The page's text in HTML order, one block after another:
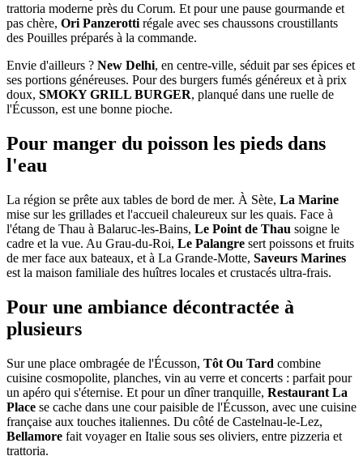
trattoria moderne près du Corum. Et pour une pause gourmande et
pas chère, Ori Panzerotti régale avec ses chaussons croustillants
des Pouilles préparés à la commande.
Envie d'ailleurs ? New Delhi, en centre-ville, séduit par ses épices et
ses portions généreuses. Pour des burgers fumés généreux et à prix
doux, SMOKY GRILL BURGER, planqué dans une ruelle de
l'Écusson, est une bonne pioche.
Pour manger du poisson les pieds dans
l'eau
La région se prête aux tables de bord de mer. À Sète, La Marine
mise sur les grillades et l'accueil chaleureux sur les quais. Face à
l'étang de Thau à Balaruc-les-Bains, Le Point de Thau soigne le
cadre et la vue. Au Grau-du-Roi, Le Palangre sert poissons et fruits
de mer face aux bateaux, et à La Grande-Motte, Saveurs Marines
est la maison familiale des huîtres locales et crustacés ultra-frais.
Pour une ambiance décontractée à
plusieurs
Sur une place ombragée de l'Écusson, Tôt Ou Tard combine
cuisine cosmopolite, planches, vin au verre et concerts : parfait pour
un apéro qui s'éternise. Et pour un dîner tranquille, Restaurant La
Place se cache dans une cour paisible de l'Écusson, avec une cuisine
française aux touches italiennes. Du côté de Castelnau-le-Lez,
Bellamore fait voyager en Italie sous ses oliviers, entre pizzeria et
trattoria.